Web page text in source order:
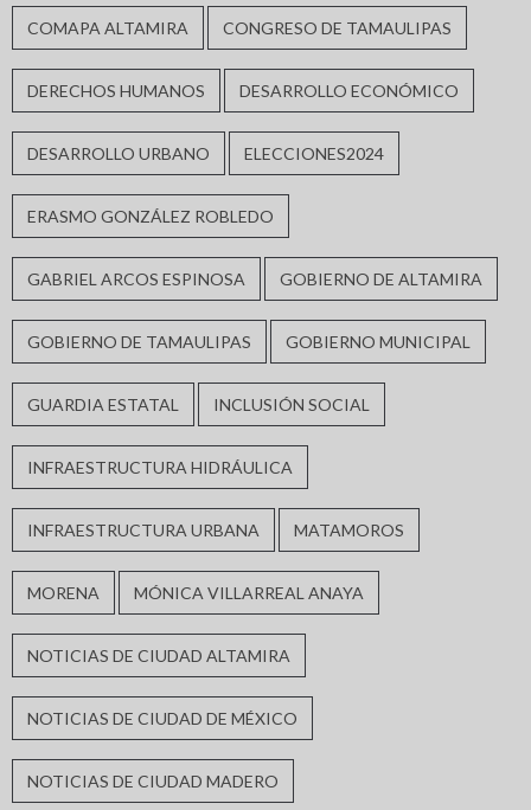
COMAPA ALTAMIRA CONGRESO DE TAMAULIPAS
DERECHOS HUMANOS DESARROLLO ECONÓMICO
DESARROLLO URBANO ELECCIONES2024
ERASMO GONZÁLEZ ROBLEDO
GABRIEL ARCOS ESPINOSA GOBIERNO DE ALTAMIRA
GOBIERNO DE TAMAULIPAS GOBIERNO MUNICIPAL
GUARDIA ESTATAL INCLUSIÓN SOCIAL
INFRAESTRUCTURA HIDRÁULICA
INFRAESTRUCTURA URBANA MATAMOROS
MORENA MÓNICA VILLARREAL ANAYA
NOTICIAS DE CIUDAD ALTAMIRA
NOTICIAS DE CIUDAD DE MÉXICO
NOTICIAS DE CIUDAD MADERO